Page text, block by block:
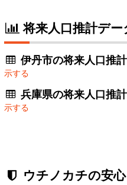
将来人口推計デー
伊丹市の将来人口推
示する
兵庫県の将来人口推
示する
ウチノカチの安